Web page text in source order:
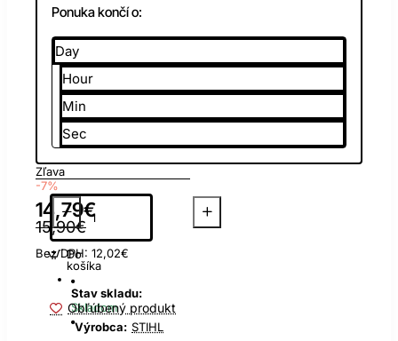
Ponuka končí o:
Day
Hour
Min
Sec
Zľava
-7%
14,79€
15,90€
Bez DPH: 12,02€
Stav skladu:
Skladom
Výrobca: STIHL
Do
košíka
Obľúbený produkt